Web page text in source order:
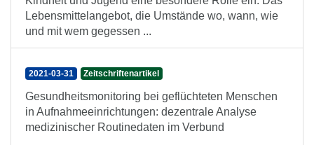
Lebensmittelangebot, die Umstände wo, wann, wie
und mit wem gegessen ...
2021-03-31 Zeitschriftenartikel
Gesundheitsmonitoring bei geflüchteten Menschen
in Aufnahmeeinrichtungen: dezentrale Analyse
medizinischer Routinedaten im Verbund